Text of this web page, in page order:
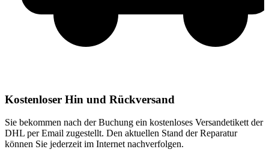
Kostenloser Hin und Rückversand
Sie bekommen nach der Buchung ein kostenloses Versandetikett der
DHL per Email zugestellt. Den aktuellen Stand der Reparatur
können Sie jederzeit im Internet nachverfolgen.